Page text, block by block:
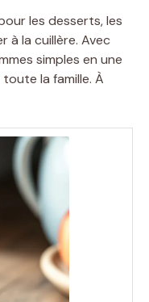
les desserts, les
à la cuillère. Avec
simples en une
la famille. À